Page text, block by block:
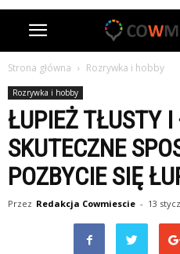
Strona główna Rozrywka i hobby
Rozrywka i hobby
ŁUPIEŻ TŁUSTY
SKUTECZNE
POZBYCIE SIĘ
Przez Redakcja Cowmiescie - 13